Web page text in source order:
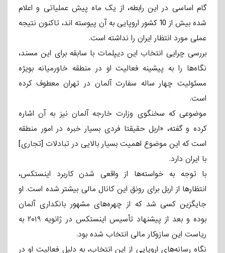
گام اساسی در این رابطه، از یک ماه پیش عملیاتی و اعلام
شده بیش از 10 کشور اروپایی به آن پیوسته اند، تاکنون نتیجه
عملی مورد انتظار ایران را نداشته است.
بررسی چرایی انتخاب این دیپلمات با سابقه برای این مسند،
نگاه‌ها را به پیشینه فعالیت او در منطقه خاورمیانه بویژه
مسئولیت چهار ساله سفارت آلمان در تهران معطوف کرده
است.
موضوعی که سخنگوی وزارت خارجه آلمان نیز به آن اشاره
کرده و گفته، «اربل حقیقتا فردی بسیار خبره در امور منطقه
است که این موضوع اهمیت بسیار بالایی در تبادلات [تجاری]
با ایران دارد.
با توجه به خواسته‌ها از واقعی شدن کاربرد اینستکس،
انتظارها از اربل برای رونق این کانال مالی بیشتر شده است. او
جایگزین کسی شد که از چهره‌های مشهور بانکداری آلمان
بوده و بعد از پیشنهاد تأسیس اینستکس در ژانویه ۲۰۱۹ به
ریاست این سازوکار مالی انتخاب شده بود.
نگاه رسانه‌های اروپایی از این انتخاب، به دلیل فعالیت او در